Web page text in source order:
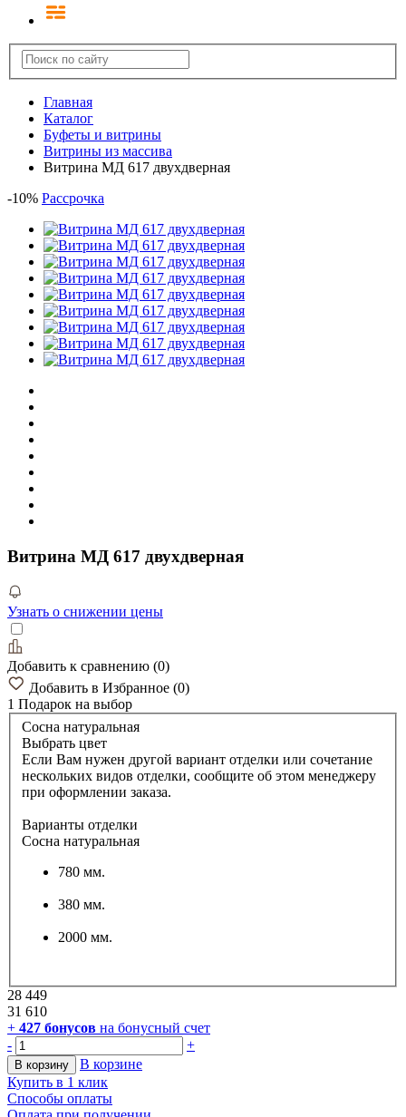
Главная
Каталог
Буфеты и витрины
Витрины из массива
Витрина МД 617 двухдверная
-10% Рассрочка
Витрина МД 617 двухдверная
Узнать о снижении цены
Добавить к сравнению (0)
Добавить в Избранное (0)
1 Подарок на выбор
Сосна натуральная
Выбрать цвет
Если Вам нужен другой вариант отделки или сочетание
нескольких видов отделки, сообщите об этом менеджеру
при оформлении заказа.
Варианты отделки
Сосна натуральная
780 мм.
380 мм.
2000 мм.
28 449
31 610
+ 427 бонусов на бонусный счет
-
+
В корзину
В корзине
Купить в 1 клик
Способы оплаты